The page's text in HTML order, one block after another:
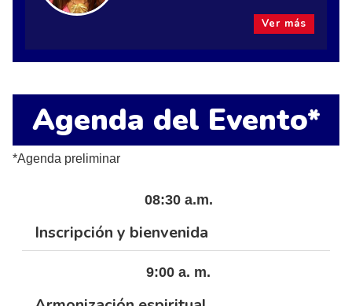
Ver más
Agenda del Evento*
*Agenda preliminar
08:30 a.m.
Inscripción y bienvenida
9:00 a. m.